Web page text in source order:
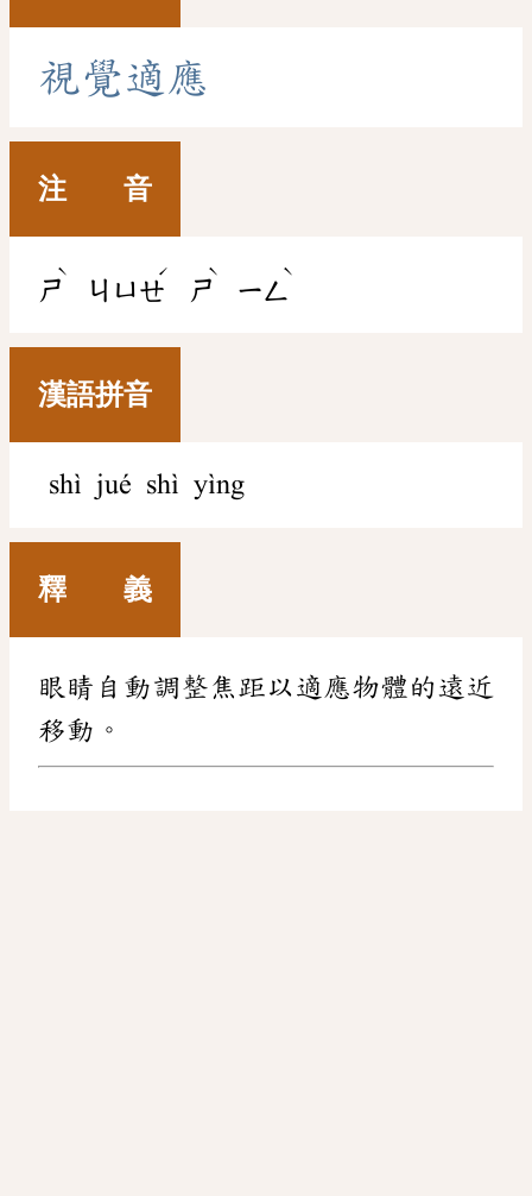
視覺適 應
注 音
ㄕ
ˋ
ㄐㄩㄝ
ˊ
ㄕ
ˋ
ㄧㄥ
ˋ
漢語拼音
shì jué shì yìng
釋 義
眼睛自動調整焦距以適應物體的遠近
移動。